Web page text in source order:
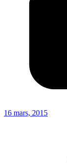
16 mars, 2015